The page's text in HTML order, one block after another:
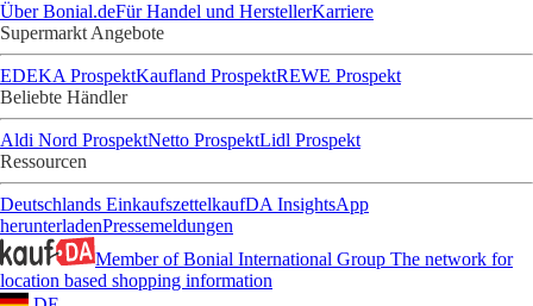
Über Bonial.deFür Handel und HerstellerKarriere
Supermarkt Angebote
EDEKA ProspektKaufland ProspektREWE Prospekt
Beliebte Händler
Aldi Nord ProspektNetto ProspektLidl Prospekt
Ressourcen
Deutschlands EinkaufszettelkaufDA InsightsApp
herunterladenPressemeldungen
Member of Bonial International Group The network for
location based shopping information